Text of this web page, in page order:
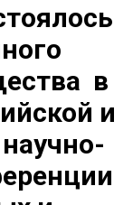
в
и